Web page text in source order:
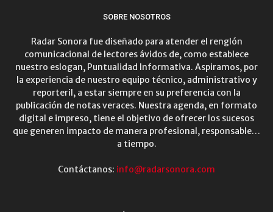
SOBRE NOSOTROS
Radar Sonora fue diseñado para atender el renglón
comunicacional de lectores ávidos de, como establece
nuestro eslogan, Puntualidad Informativa. Aspiramos, por
la experiencia de nuestro equipo técnico, administrativo y
reporteril, a estar siempre en su preferencia con la
publicación de notas veraces. Nuestra agenda, en formato
digital e impreso, tiene el objetivo de ofrecer los sucesos
que generen impacto de manera profesional, responsable…
a tiempo.
Contáctanos: info@radarsonora.com